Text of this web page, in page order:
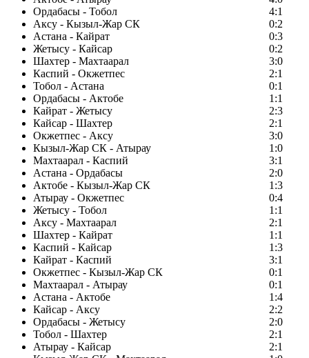
Ордабасы - Тобол
4:1
Аксу - Кызыл-Жар СК
0:2
Астана - Кайрат
0:3
Жетысу - Кайсар
0:2
Шахтер - Махтаарал
3:0
Каспий - Окжетпес
2:1
Тобол - Астана
0:1
Ордабасы - Актобе
1:1
Кайрат - Жетысу
2:3
Кайсар - Шахтер
2:1
Окжетпес - Аксу
3:0
Кызыл-Жар СК - Атырау
1:0
Махтаарал - Каспий
3:1
Астана - Ордабасы
2:0
Актобе - Кызыл-Жар СК
1:3
Атырау - Окжетпес
0:4
Жетысу - Тобол
1:1
Аксу - Махтаарал
2:1
Шахтер - Кайрат
1:1
Каспий - Кайсар
1:3
Кайрат - Каспий
3:1
Окжетпес - Кызыл-Жар СК
0:1
Махтаарал - Атырау
0:1
Астана - Актобе
1:4
Кайсар - Аксу
2:2
Ордабасы - Жетысу
2:0
Тобол - Шахтер
2:1
Атырау - Кайсар
2:1